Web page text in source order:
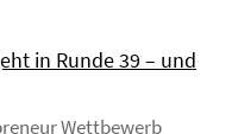
in Runde 39 – und
Wettbewerb